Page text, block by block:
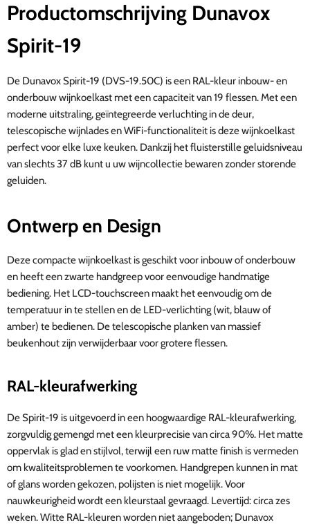
Productomschrijving Dunavox
Spirit-19
De Dunavox Spirit-19 (DVS-19.50C) is een RAL-kleur inbouw- en
onderbouw wijnkoelkast met een capaciteit van 19 flessen. Met een
moderne uitstraling, geïntegreerde verluchting in de deur,
telescopische wijnlades en WiFi-functionaliteit is deze wijnkoelkast
perfect voor elke luxe keuken. Dankzij het fluisterstille geluidsniveau
van slechts 37 dB kunt u uw wijncollectie bewaren zonder storende
geluiden.
Ontwerp en Design
Deze compacte wijnkoelkast is geschikt voor inbouw of onderbouw
en heeft een zwarte handgreep voor eenvoudige handmatige
bediening. Het LCD-touchscreen maakt het eenvoudig om de
temperatuur in te stellen en de LED-verlichting (wit, blauw of
amber) te bedienen. De telescopische planken van massief
beukenhout zijn verwijderbaar voor grotere flessen.
RAL-kleurafwerking
De Spirit-19 is uitgevoerd in een hoogwaardige RAL-kleurafwerking,
zorgvuldig gemengd met een kleurprecisie van circa 90%. Het matte
oppervlak is glad en stijlvol, terwijl een ruw matte finish is vermeden
om kwaliteitsproblemen te voorkomen. Handgrepen kunnen in mat
of glans worden gekozen, polijsten is niet mogelijk. Voor
nauwkeurigheid wordt een kleurstaal gevraagd. Levertijd: circa zes
weken. Witte RAL-kleuren worden niet aangeboden; Dunavox